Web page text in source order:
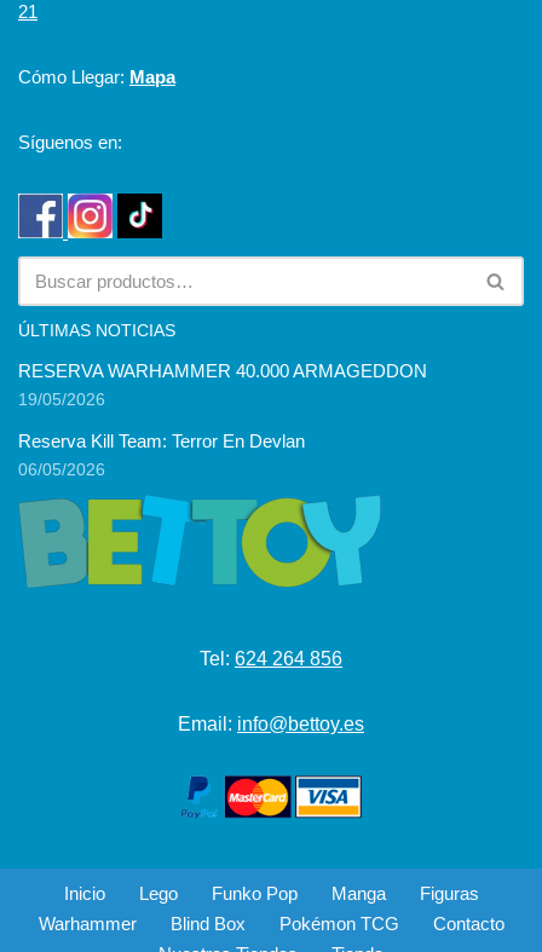
21
Cómo Llegar: Mapa
Síguenos en:
ÚLTIMAS NOTICIAS
RESERVA WARHAMMER 40.000 ARMAGEDDON
19/05/2026
Reserva Kill Team: Terror En Devlan
06/05/2026
Tel: 624 264 856
Email: info@bettoy.es
Inicio Lego Funko Pop Manga
Figuras
Warhammer
Blind Box Pokémon TCG
Contacto